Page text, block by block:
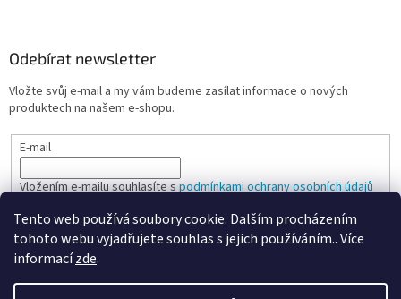
Tento web používá soubory cookie. Dalším procházením
tohoto webu vyjadřujete souhlas s jejich používáním.. Více
informacízde.
Odebírat newsletter
Vložte svůj e-mail a my vám budeme zasílat informace o nových
produktech na našem e-shopu.
E-mail
Vložením e-mailu souhlasíte spodmínkami ochrany osobních údajů
PŘIHLÁSIT SE